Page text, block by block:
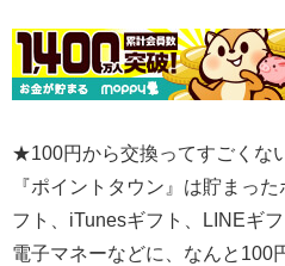
★100円から交換ってすごくな
『ポイントタウン』は貯まっ
フト、iTunesギフト、LINEギ
電子マネーなどに、なんと100